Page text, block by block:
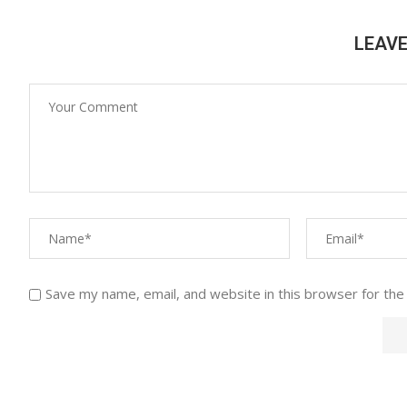
Save my name, email, and website in this browser for